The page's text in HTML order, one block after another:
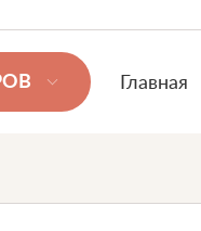
Главная